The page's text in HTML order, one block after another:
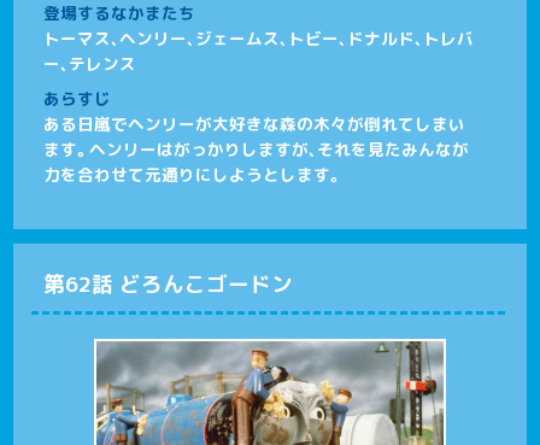
登場するなかまたち
トーマス、ヘンリー、ジェームス、トビー、ドナルド、トレバ
ー、テレンス
あらすじ
ある日嵐でヘンリーが大好きな森の木々が倒れてしまい
ます。ヘンリーはがっかりしますが、それを見たみんなが
力を合わせて元通りにしようとします。
第62話 どろんこゴードン